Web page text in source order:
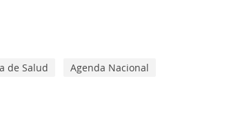
de Salud Agenda Nacional